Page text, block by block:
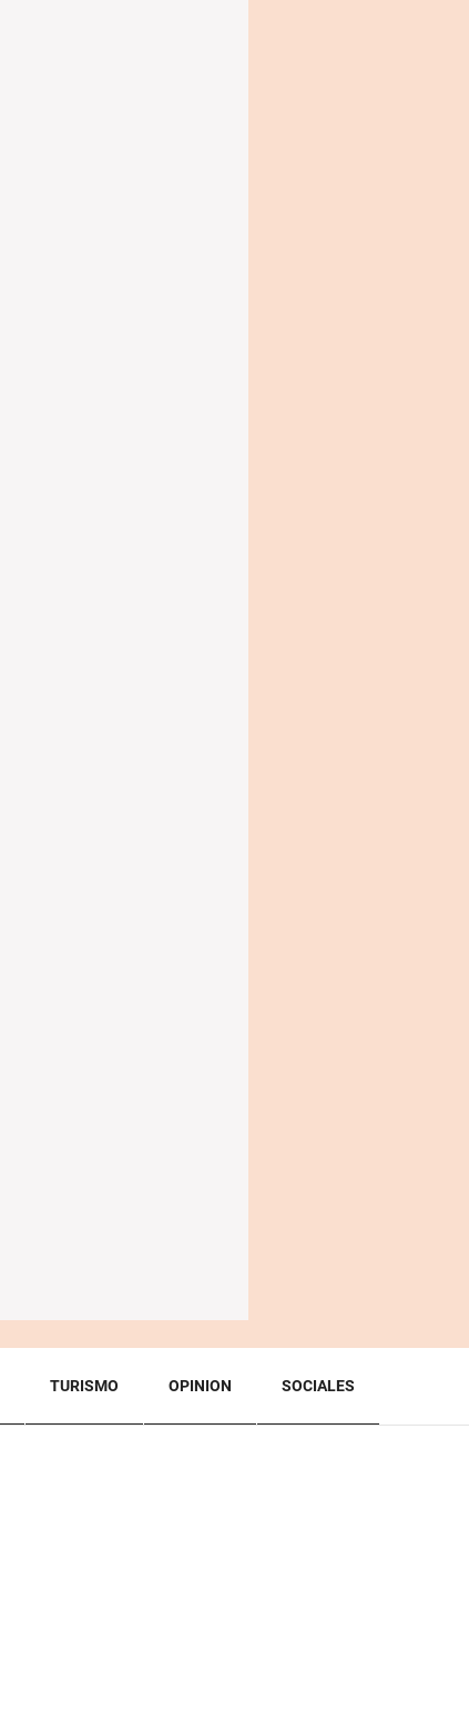
TURISMO OPINION SOCIALES